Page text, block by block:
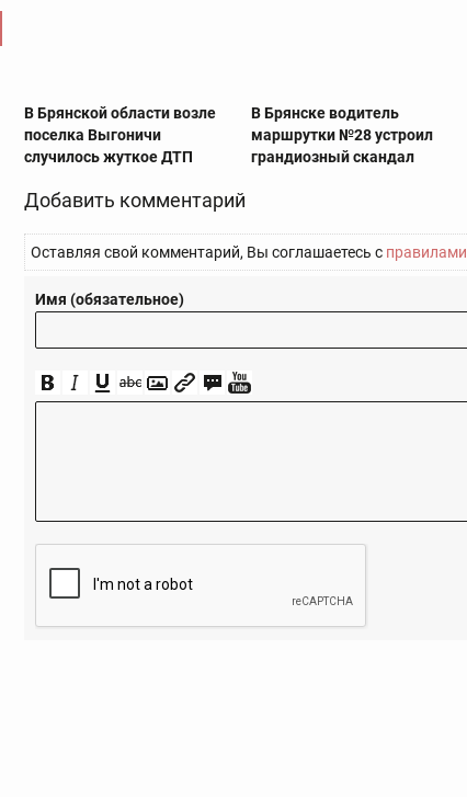
В Брянской области возле
поселка Выгоничи
случилось жуткое ДТП
В Брянске водитель
маршрутки №28 устроил
грандиозный скандал
Добавить комментарий
Оставляя свой комментарий, Вы соглашаетесь с правилами
Имя (обязательное)